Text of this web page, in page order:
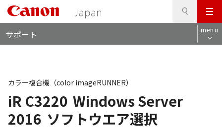
メ
ニ
ュ
サポート menu
iR C3220 Windows Server
2016 ソフトウエア選択
カラー複合機（color imageRUNNER）